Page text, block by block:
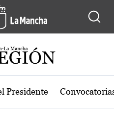
de Castilla-La
Presidente